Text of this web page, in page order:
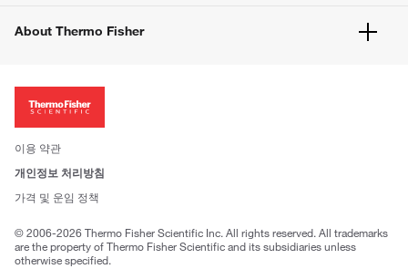
웹사이트 개선사항
About Thermo Fisher
투자자
사회적 책임
브랜드
이용 약관
개인정보 처리방침
가격 및 운임 정책
© 2006-2026 Thermo Fisher Scientific Inc. All rights reserved. All trademarks
are the property of Thermo Fisher Scientific and its subsidiaries unless
otherwise specified.